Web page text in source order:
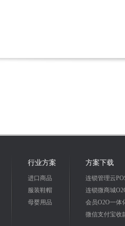
行业方案
进口商品
服装鞋帽
母婴用品
方案下载
连锁管理云
连锁微商城
会员O2O一体
微信支付宝收